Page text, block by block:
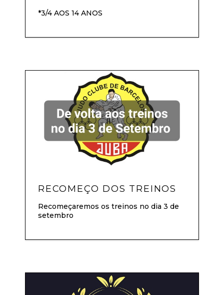
*3/4 AOS 14 ANOS
RECOMEÇO DOS TREINOS
Recomeçaremos os treinos no dia 3 de
setembro